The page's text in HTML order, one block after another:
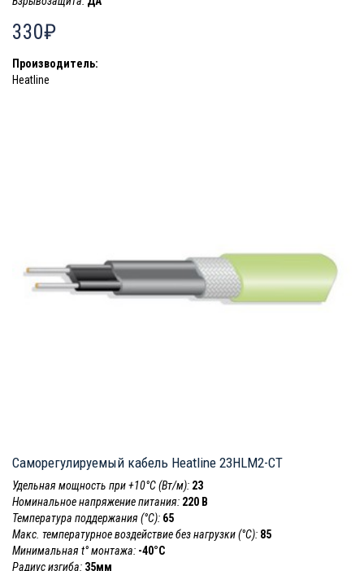
330₽
Производитель:
Heatline
Саморегулируемый кабель Heatline 23HLM2-CT
Удельная мощность при +10°С (Вт/м): 23
Номинальное напряжение питания: 220 В
Температура поддержания (°С): 65
Макс. температурное воздействие без нагрузки (°С): 85
Минимальная t° монтажа: -40°С
Радиус изгиба: 35мм